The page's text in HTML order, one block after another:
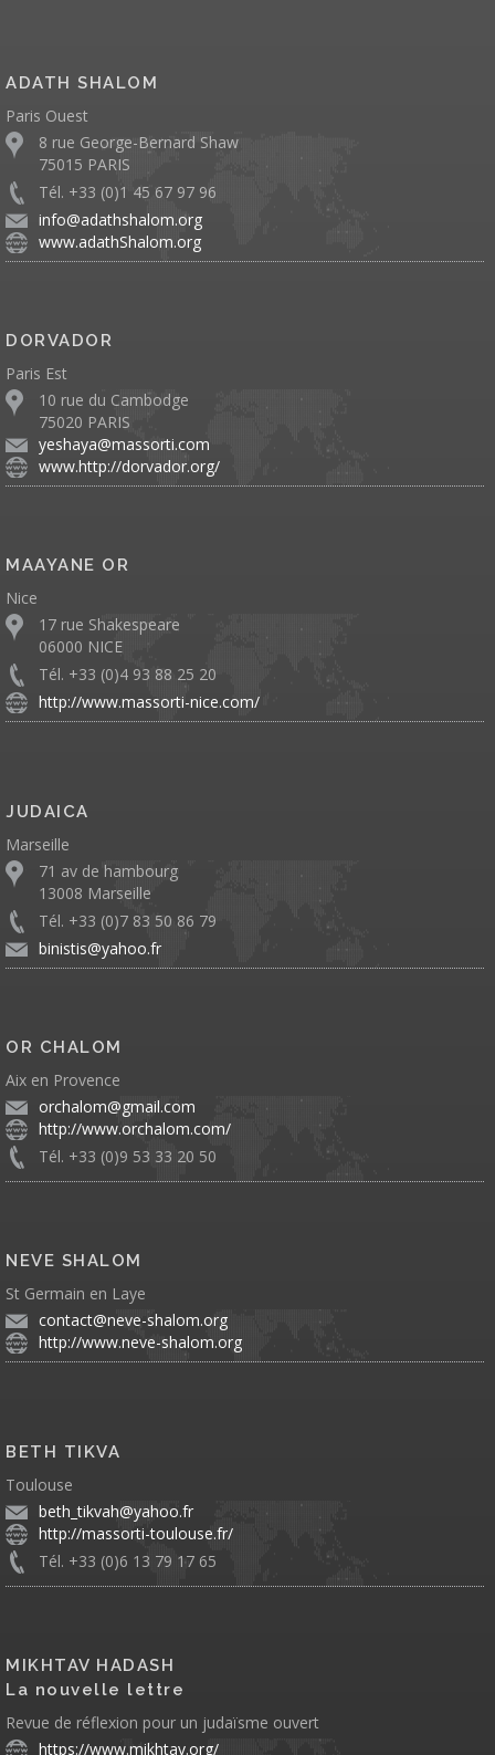
ADATH SHALOM
Paris Ouest
8 rue George-Bernard Shaw
75015 PARIS
Tél. +33 (0)1 45 67 97 96
info@adathshalom.org
www.adathShalom.org
DORVADOR
Paris Est
10 rue du Cambodge
75020 PARIS
yeshaya@massorti.com
www.http://dorvador.org/
MAAYANE OR
Nice
17 rue Shakespeare
06000 NICE
Tél. +33 (0)4 93 88 25 20
http://www.massorti-nice.com/
JUDAICA
Marseille
71 av de hambourg
13008 Marseille
Tél. +33 (0)7 83 50 86 79
binistis@yahoo.fr
OR CHALOM
Aix en Provence
orchalom@gmail.com
http://www.orchalom.com/
Tél. +33 (0)9 53 33 20 50
NEVE SHALOM
St Germain en Laye
contact@neve-shalom.org
http://www.neve-shalom.org
BETH TIKVA
Toulouse
beth_tikvah@yahoo.fr
http://massorti-toulouse.fr/
Tél. +33 (0)6 13 79 17 65
MIKHTAV HADASH
La nouvelle lettre
Revue de réflexion pour un judaïsme ouvert
https://www.mikhtav.org/